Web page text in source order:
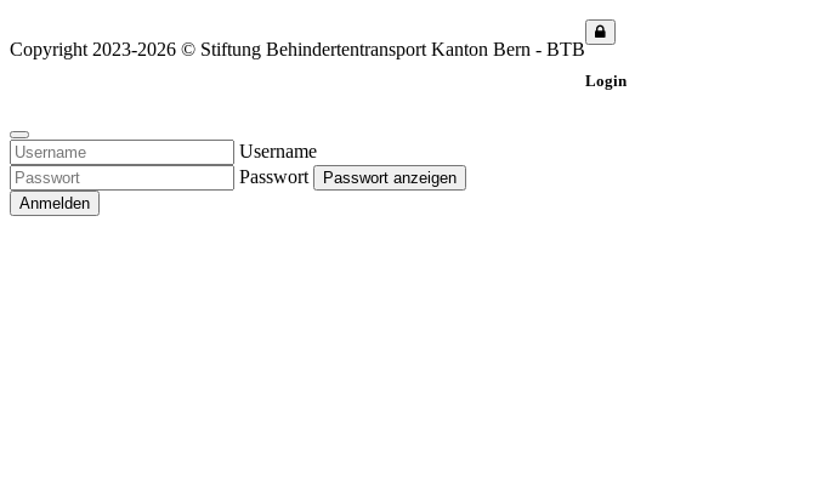
Copyright 2023-2026 © Stiftung Behindertentransport Kanton Bern - BTB
Login
Username
Passwort
Passwort anzeigen
Anmelden